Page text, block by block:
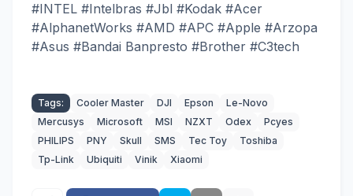
#INTEL #Intelbras #Jbl #Kodak #Acer
#AlphanetWorks #AMD #APC #Apple #Arzopa
#Asus #Bandai Banpresto #Brother #C3tech
Tags: Cooler Master DJI Epson
Le-Novo
Mercusys
Microsoft MSI NZXT Odex
Pcyes
PHILIPS
PNY Skull SMS Tec Toy
Toshiba
Tp-Link
Ubiquiti Vinik Xiaomi